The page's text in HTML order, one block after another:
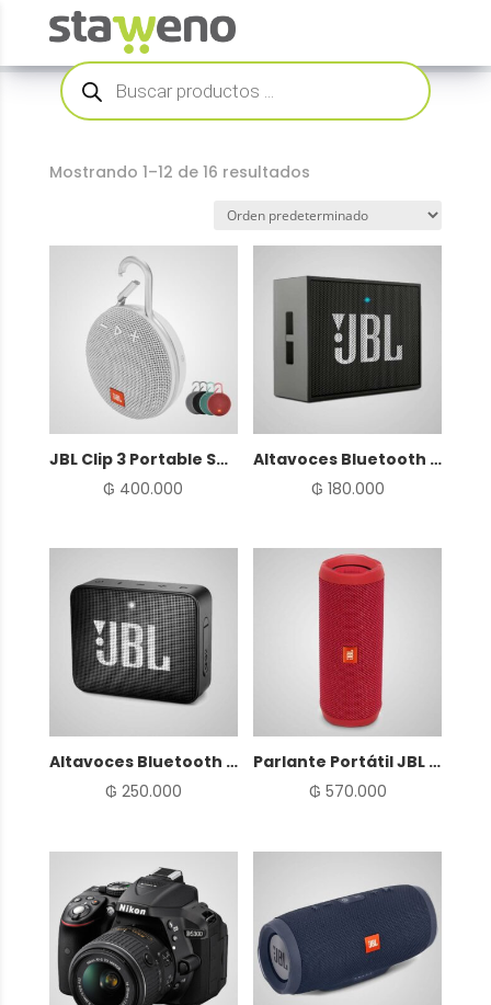
Búsqueda
de
productos
Mostrando 1–12 de 16 resultados
JBL Clip 3 Portable Speaker Blanco
₲ 400.000
Altavoces Bluetooth JBL GO
₲ 180.000
Altavoces Bluetooth JBL GO 2
₲ 250.000
Parlante Portátil JBL Flip 4
₲ 570.000